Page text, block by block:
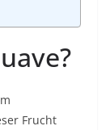
Frucht